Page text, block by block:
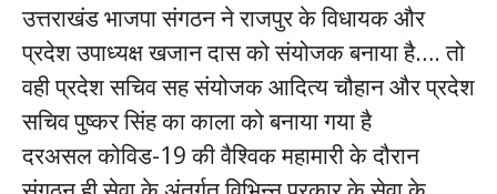
उत्तराखंड भाजपा संगठन ने राजपुर के विधायक और
प्रदेश उपाध्यक्ष खजान दास को संयोजक बनाया है…. तो
वही प्रदेश सचिव सह संयोजक आदित्य चौहान और प्रदेश
सचिव पुष्कर सिंह का काला को बनाया गया है
दरअसल कोविड-19 की वैश्विक महामारी के दौरान